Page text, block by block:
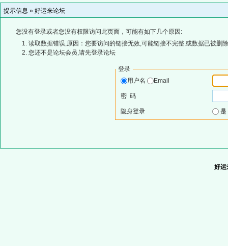
提示信息 » 好运来论坛
您没有登录或者您没有权限访问此页面，可能有如下几个原因:
读取数据错误,原因：您要访问的链接无效,可能链接不完整,或数据已被删
您还不是论坛会员,请先登录论坛
登录
用户名
Email
密 码
隐身登录
好